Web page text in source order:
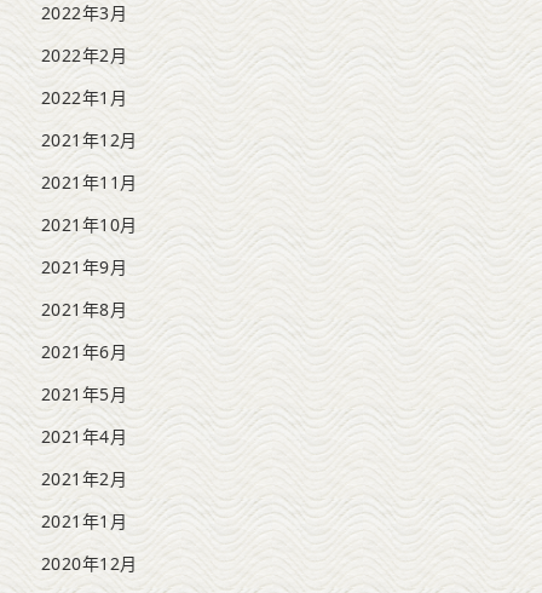
2022年3月
2022年2月
2022年1月
2021年12月
2021年11月
2021年10月
2021年9月
2021年8月
2021年6月
2021年5月
2021年4月
2021年2月
2021年1月
2020年12月